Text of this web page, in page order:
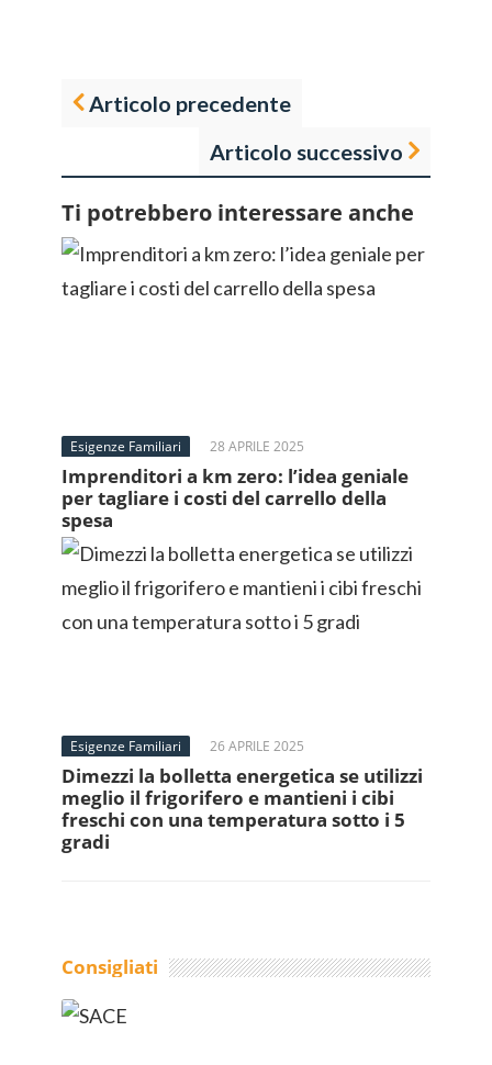
Articolo precedente
Articolo successivo
Ti potrebbero interessare anche
Esigenze Familiari 28 APRILE 2025
Imprenditori a km zero: l’idea geniale
per tagliare i costi del carrello della
spesa
Esigenze Familiari 26 APRILE 2025
Dimezzi la bolletta energetica se utilizzi
meglio il frigorifero e mantieni i cibi
freschi con una temperatura sotto i 5
gradi
Consigliati